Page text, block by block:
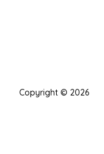
Copyright © 2026